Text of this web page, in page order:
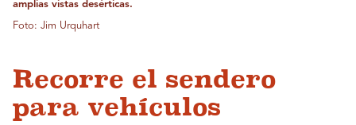
amplias vistas desérticas.
Foto: Jim Urquhart
Recorre el sendero
para vehículos